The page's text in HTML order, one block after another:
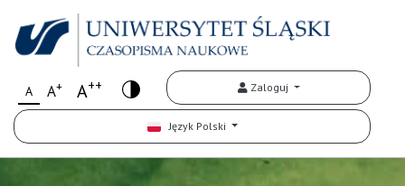
A A+ A++ Zaloguj
Język Polski